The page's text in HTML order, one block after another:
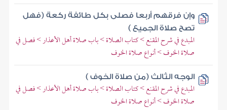
وإن فرقهم أربعا فصلى بكل طائفة ركعة (فهل
تصح صلاة الجميع )
المبدع في شرح المقنع > كتاب الصلاة > باب صلاة أهل الأعذار > فصل في
صلاة الخوف > أنواع صلاة الخوف
الوجه الثالث (من صلاة الخوف )
المبدع في شرح المقنع > كتاب الصلاة > باب صلاة أهل الأعذار > فصل في
صلاة الخوف > أنواع صلاة الخوف